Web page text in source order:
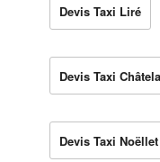
Devis Taxi Liré
Devis Taxi
Devis Taxi Noëllet